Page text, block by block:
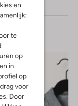
en
te
op
in
op
voor
Door